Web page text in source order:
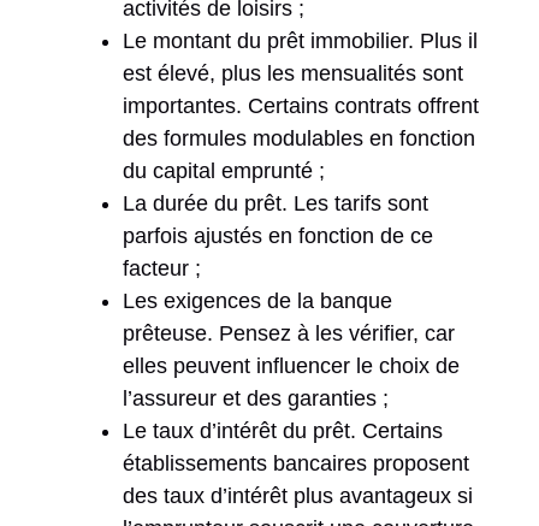
activités de loisirs ;
Le montant du prêt immobilier. Plus il
est élevé, plus les mensualités sont
importantes. Certains contrats offrent
des formules modulables en fonction
du capital emprunté ;
La durée du prêt. Les tarifs sont
parfois ajustés en fonction de ce
facteur ;
Les exigences de la banque
prêteuse. Pensez à les vérifier, car
elles peuvent influencer le choix de
l’assureur et des garanties ;
Le taux d’intérêt du prêt. Certains
établissements bancaires proposent
des taux d’intérêt plus avantageux si